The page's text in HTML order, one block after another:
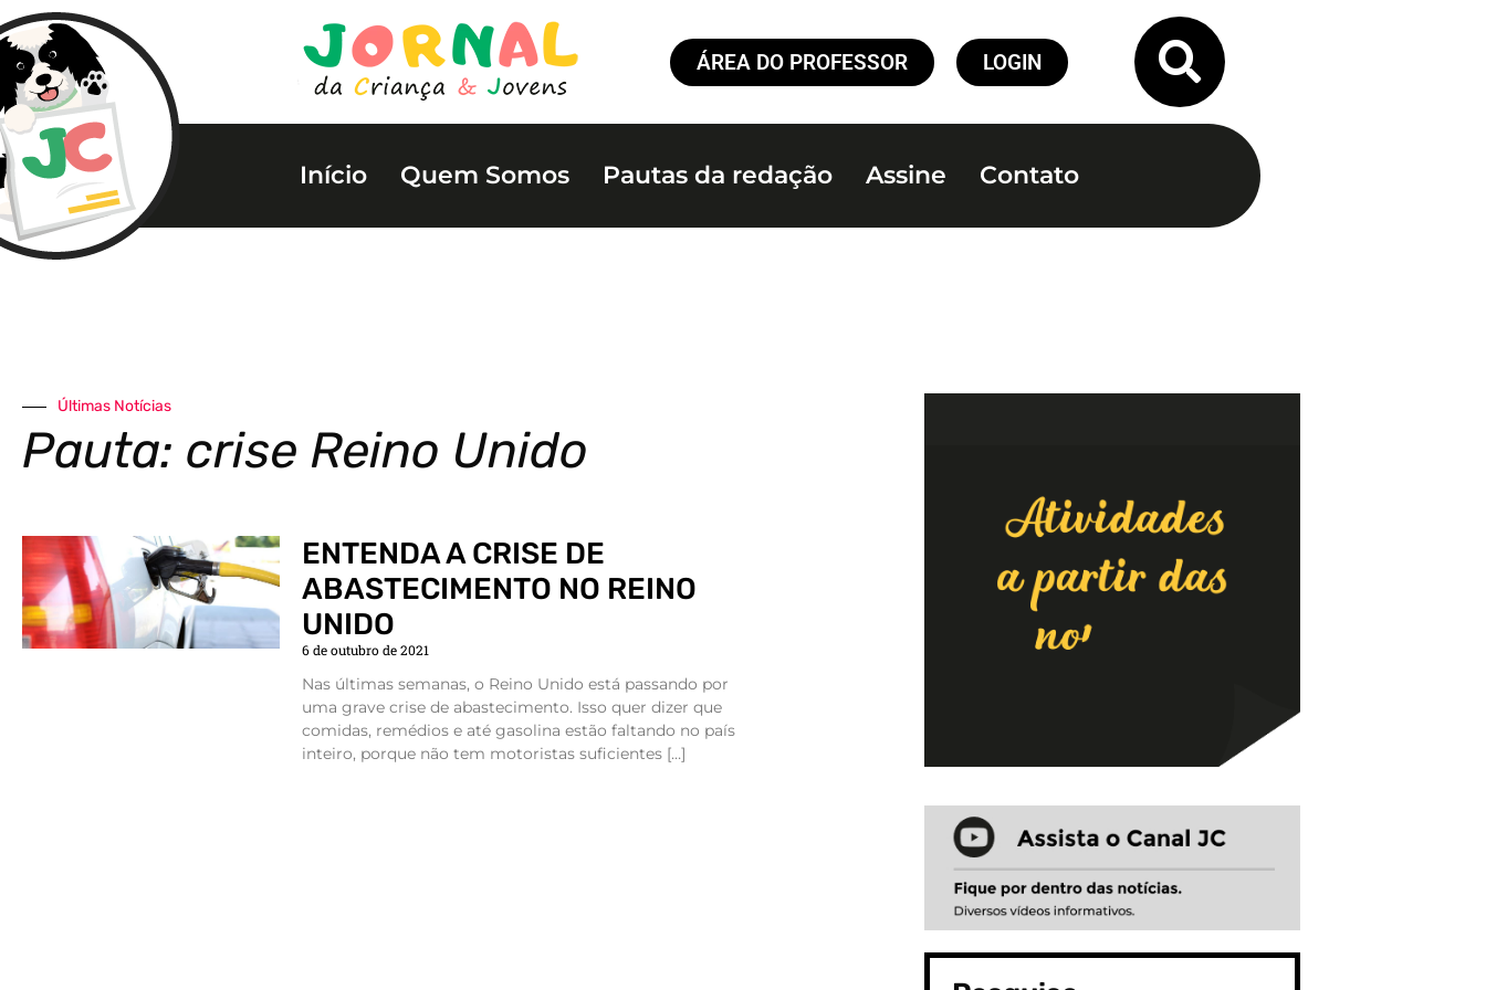
ÁREA DO PROFESSOR LOGIN
Início Quem Somos Pautas da redação Assine Contato
Últimas Notícias
Pauta: crise Reino Unido
ENTENDA A CRISE DE
ABASTECIMENTO NO REINO
UNIDO
6 de outubro de 2021
Nas últimas semanas, o Reino Unido está passando por
uma grave crise de abastecimento. Isso quer dizer que
comidas, remédios e até gasolina estão faltando no país
inteiro, porque não tem motoristas suficientes […]